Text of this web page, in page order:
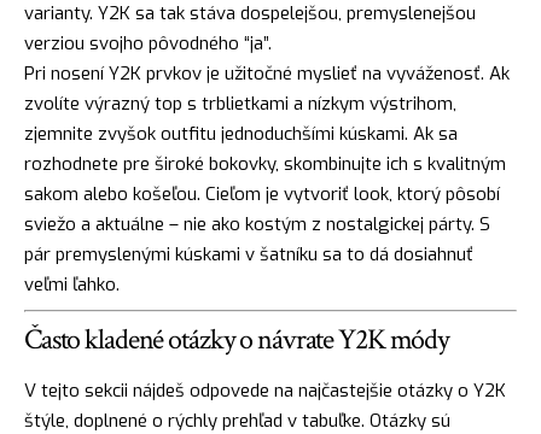
varianty. Y2K sa tak stáva dospelejšou, premyslenejšou
verziou svojho pôvodného “ja”.
Pri nosení Y2K prvkov je užitočné myslieť na vyváženosť. Ak
zvolíte výrazný top s trblietkami a nízkym výstrihom,
zjemnite zvyšok outfitu jednoduchšími kúskami. Ak sa
rozhodnete pre široké bokovky, skombinujte ich s kvalitným
sakom alebo košeľou. Cieľom je vytvoriť look, ktorý pôsobí
sviežo a aktuálne – nie ako kostým z nostalgickej párty. S
pár premyslenými kúskami v šatníku sa to dá dosiahnuť
veľmi ľahko.
Často kladené otázky o návrate Y2K módy
V tejto sekcii nájdeš odpovede na najčastejšie otázky o Y2K
štýle, doplnené o rýchly prehľad v tabuľke. Otázky sú